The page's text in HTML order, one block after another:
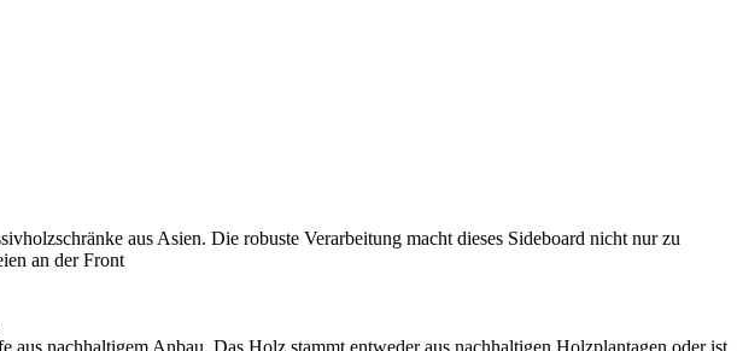
aus Asien. Die robuste Verarbeitung macht dieses Sideboard nicht nur zu
an der Front